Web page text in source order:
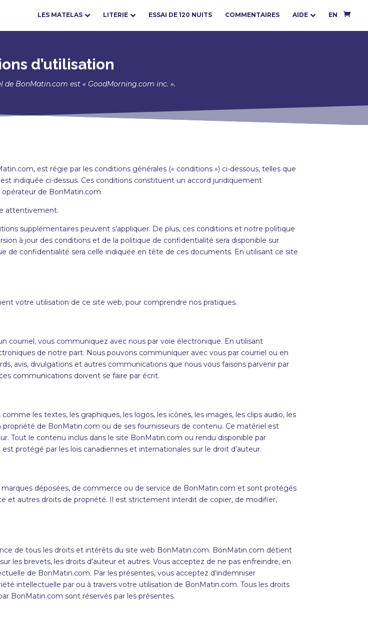
LES MATELAS LITERIE ESSAI DE 120 NUITS COMMENTAIRES AIDE EN
d’utilisation
de BonMatin.com est « GoodMorning.com inc. ».
est régie par les conditions générales (« conditions ») ci-dessous, telles que
indiquée ci-dessus. Ces conditions constituent un accord juridiquement
de BonMatin.com.
attentivement.
supplémentaires peuvent s’appliquer. De plus, ces conditions et notre politique
à jour des conditions et de la politique de confidentialité sera disponible sur
de confidentialité sera celle indiquée en tête de ces documents. En utilisant ce site
votre utilisation de ce site web, pour comprendre nos pratiques.
courriel, vous communiquez avec nous par voie électronique. En utilisant
de notre part. Nous pouvons communiquer avec vous par courriel ou en
avis, divulgations et autres communications que nous vous faisons parvenir par
communications doivent se faire par écrit.
comme les textes, les graphiques, les logos, les icônes, les images, les clips audio, les
propriété de BonMatin.com ou de ses fournisseurs de contenu. Ce matériel est
Tout le contenu inclus dans le site BonMatin.com ou rendu disponible par
protégé par les lois canadiennes et internationales sur le droit d’auteur.
déposées, de commerce ou de service de BonMatin.com et sont protégés
et autres droits de propriété. Il est strictement interdit de copier, de modifier,
de tous les droits et intérêts du site web BonMatin.com. BonMatin.com détient
les brevets, les droits d’auteur et autres. Vous acceptez de ne pas enfreindre, en
de BonMatin.com. Par les présentes, vous acceptez d’indemniser
intellectuelle par ou à travers votre utilisation de BonMatin.com. Tous les droits
BonMatin.com sont réservés par les présentes.